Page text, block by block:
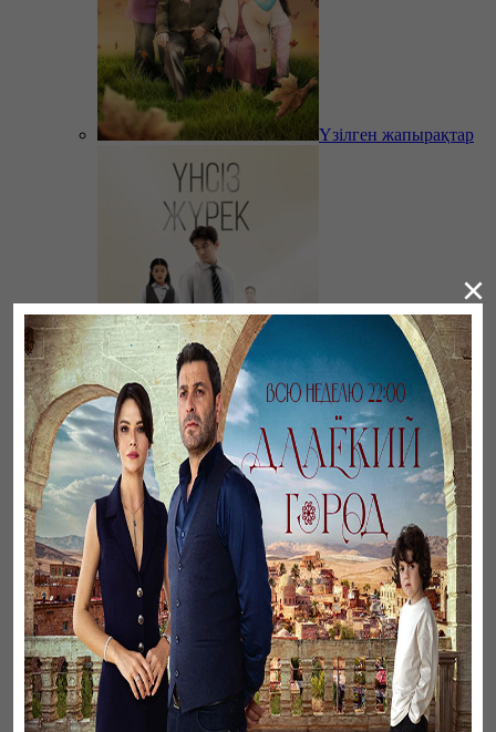
Үзілген жапырақтар
Үнсіз жүрек
×